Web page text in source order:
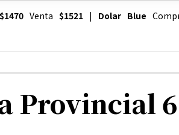
$1470Venta $1521| Dolar Blue
Provincial